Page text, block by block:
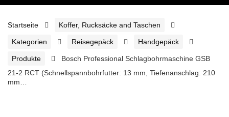
Startseite Koffer, Rucksäcke and Taschen
Kategorien Reisegepäck Handgepäck
Produkte
Bosch Professional Schlagbohrmaschine GSB
21-2 RCT (Schnellspannbohrfutter: 13 mm, Tiefenanschlag: 210
mm…